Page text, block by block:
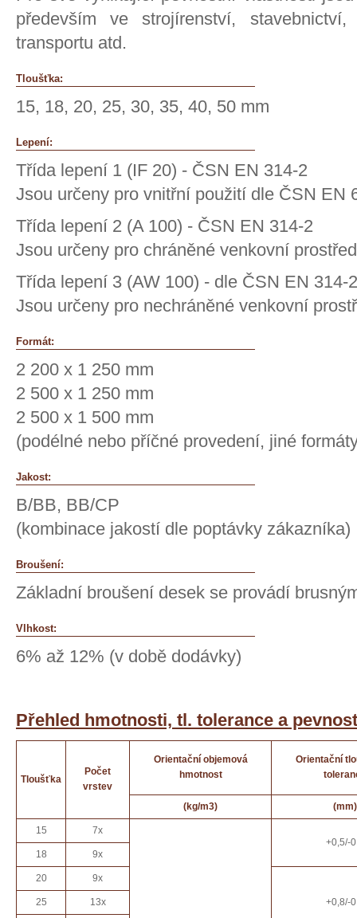
především ve strojírenství, stavebnictví,
transportu atd.
Tloušťka:
15, 18, 20, 25, 30, 35, 40, 50 mm
Lepení:
Třída lepení 1 (IF 20) - ČSN EN 314-2
Jsou určeny pro vnitřní použití dle ČSN EN
Třída lepení 2 (A 100) - ČSN EN 314-2
Jsou určeny pro chráněné venkovní
Třída lepení 3 (AW 100) - dle ČSN EN 314-2
Jsou určeny pro nechráněné venkovní
Formát:
2 200 x 1 250 mm
2 500 x 1 250 mm
2 500 x 1 500 mm
(podélné nebo příčné provedení, jiné
Jakost:
B/BB, BB/CP
(kombinace jakostí dle poptávky zákazníka)
Broušení:
Základní broušení desek se provádí
Vlhkost:
6% až 12% (v době dodávky)
Přehled hmotnosti, tl. tolerance a
Tloušťka
Počet
vrstev
Orientační objemová
hmotnost
Orientační
(kg/m3) (mm)
15
7x
+0,5/-
18
9x
20 9x
+0,8/-
25 13x